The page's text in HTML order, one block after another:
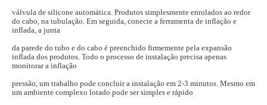
válvula de silicone automática. Produtos simplesmente enrolados ao redor
do cabo, na tubulação. Em seguida, conecte a ferramenta de inflação e
inflada, a junta
da parede do tubo e do cabo é preenchido firmemente pela expansão
inflada dos produtos. Todo o processo de instalação precisa apenas
monitorar a inflação
pressão, um trabalho pode concluir a instalação em 2-3 minutos. Mesmo em
um ambiente complexo lotado pode ser simples e rápido